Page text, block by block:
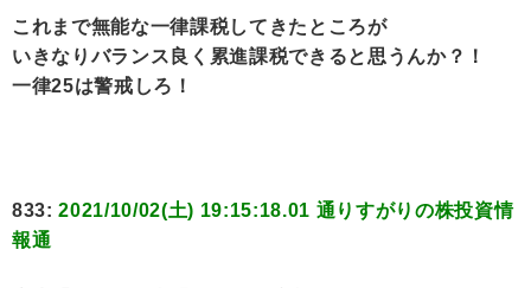
これまで無能な一律課税してきたところが
いきなりバランス良く累進課税できると思うんか？！
一律25は警戒しろ！
833:2021/10/02(土) 19:15:18.01 通りすがりの株投資情
報通